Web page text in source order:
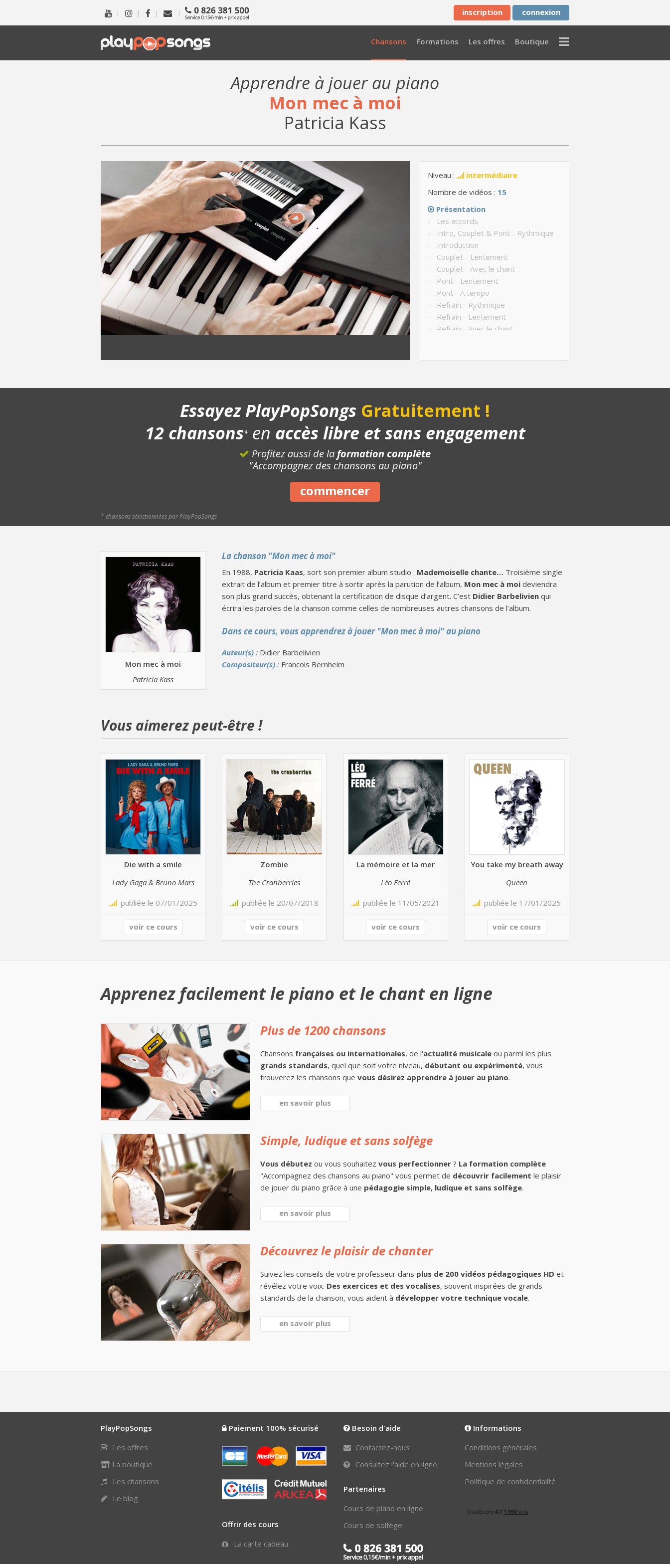
| | | | inscription connexion
Chansons Formations Les offres Boutique Menu
Apprendre à jouer au piano
Mon mec à moi
Patricia Kass
Niveau :
intermédiaire
Nombre de vidéos : 15
Présentation
- Les accords
- Intro, Couplet & Pont - Rythmique
- Introduction
- Couplet - Lentement
- Couplet - Avec le chant
- Pont - Lentement
- Pont - A tempo
- Refrain - Rythmique
- Refrain - Lentement
- Refrain - Avec le chant
Essayez PlayPopSongs Gratuitement !
12 chansons*en accès libre et sans engagement
Profitez aussi de la formation complète
"Accompagnez des chansons au piano"
commencer
* chansons sélectionnées par PlayPopSongs
Mon mec à moi
Patricia Kass
La chanson "Mon mec à moi"
En 1988, Patricia Kaas, sort son premier album studio : Mademoiselle chante… Troisième single
extrait de l’album et premier titre à sortir après la parution de l’album, Mon mec à moi deviendra
son plus grand succès, obtenant la certification de disque d’argent. C’est Didier Barbelivien qui
écrira les paroles de la chanson comme celles de nombreuses autres chansons de l’album.
Dans ce cours, vous apprendrez à jouer "Mon mec à moi" au piano
Auteur(s) : Didier Barbelivien
Compositeur(s) : Francois Bernheim
Vous aimerez peut-être !
Die with a smile
Lady Gaga & Bruno Mars
publiée le 07/01/2025
voir ce cours
Zombie
The Cranberries
publiée le 20/07/2018
voir ce cours
La mémoire et la mer
Léo Ferré
publiée le 11/05/2021
voir ce cours
You take my breath away
Queen
publiée le 17/01/2025
voir ce cours
Apprenez facilement le piano et le chant en ligne
Plus de 1200 chansons
Chansons françaises ou internationales, de l'actualité musicale ou parmi les plus
grands standards, quel que soit votre niveau, débutant ou expérimenté, vous
trouverez les chansons que vous désirez apprendre à jouer au piano.
en savoir plus
Simple, ludique et sans solfège
Vous débutez ou vous souhaitez vous perfectionner ? La formation complète
"Accompagnez des chansons au piano" vous permet de découvrir facilement le plaisir
de jouer du piano grâce à une pédagogie simple, ludique et sans solfège.
en savoir plus
Découvrez le plaisir de chanter
Suivez les conseils de votre professeur dans plus de 200 vidéos pédagogiques HD et
révélez votre voix. Des exercices et des vocalises, souvent inspirées de grands
standards de la chanson, vous aident à développer votre technique vocale.
en savoir plus
PlayPopSongs
Les offres
La boutique
Les chansons
Le blog
Paiement 100% sécurisé
Offrir des cours
La carte cadeau
Besoin d'aide
Contactez-nous
Consultez l'aide en ligne
Partenaires
Cours de piano en ligne
Cours de solfège
Informations
Conditions générales
Mentions légales
Politique de confidentialité